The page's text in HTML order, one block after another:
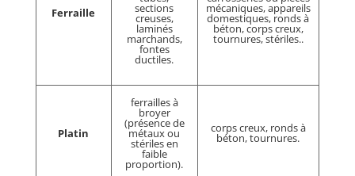
Ferraille sections
creuses,
laminés
marchands,
fontes
ductiles.
mécaniques, appareils
domestiques, ronds à
béton, corps creux,
tournures, stériles..
Platin
ferrailles à
broyer
(présence de
métaux ou
stériles en
faible
proportion).
corps creux, ronds à
béton, tournures.